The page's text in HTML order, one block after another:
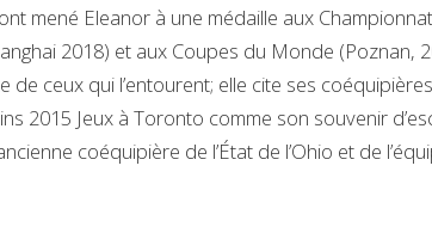
mené Eleanor à une médaille aux
2018) et aux Coupes du Monde (Poznan,
de ceux qui l’entourent; elle cite ses
2015 Jeux à Toronto comme son souvenir
coéquipière de l’État de l’Ohio et de